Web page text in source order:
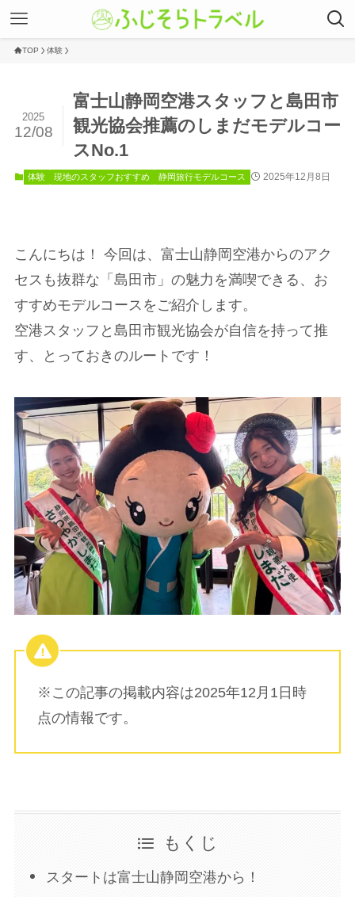
TOP 体験
富士山静岡空港スタッフと島田市
観光協会推薦のしまだモデルコー
スNo.1
2025
12/08
体験 現地のスタッフおすすめ 静岡旅行モデルコース 2025年12月8日
こんにちは！ 今回は、富士山静岡空港からのアク
セスも抜群な「島田市」の魅力を満喫できる、お
すすめモデルコースをご紹介します。
空港スタッフと島田市観光協会が自信を持って推
す、とっておきのルートです！
※この記事の掲載内容は2025年12月1日時
点の情報です。
もくじ
スタートは富士山静岡空港から！